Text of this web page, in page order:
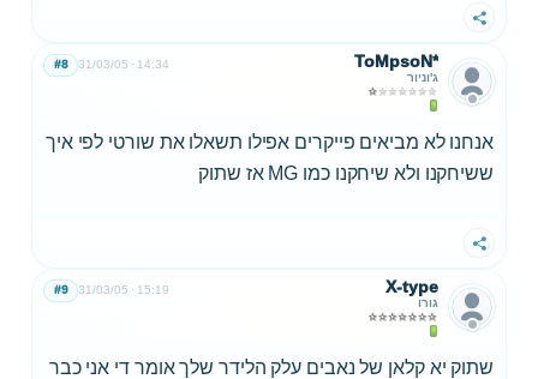
שתף
ToMpsoN*
ג'וניור
31/03/05 14:34
#8
אנחנו לא מביאים פייקרים אפילו תשאלו את שורטי לפי איך
ששיחקנו ולא שיחקנו כמו MG אז שתוק
שתף
X-type
גורו
31/03/05 15:19
#9
שתוק יא קלאן של נאבים עלק הלידר שלך אומר די אני כבר